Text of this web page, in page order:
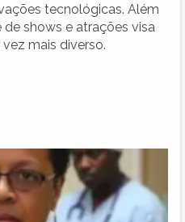
tecnológicas. Além
de shows e atrações visa
mais diverso.